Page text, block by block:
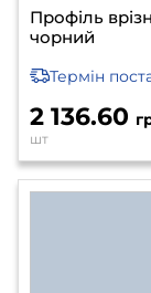
Профіль
чорний
Термін
2 136.60
шт